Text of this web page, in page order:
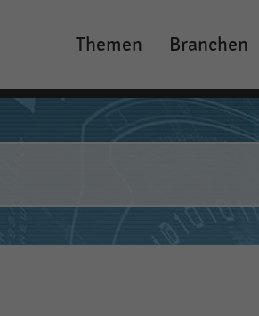
Main
navigation
Themen Branchen